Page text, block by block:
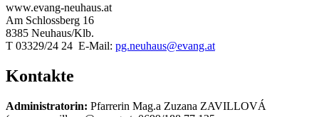
www.evang-neuhaus.at
Am Schlossberg 16
8385 Neuhaus/Klb.
T 03329/24 24 E-Mail: pg.neuhaus@evang.at
Kontakte
Administratorin: Pfarrerin Mag.a Zuzana ZAVILLOVÁ